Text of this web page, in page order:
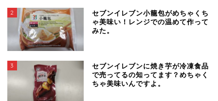
2
セブンイレブン小籠包がめちゃくち
ゃ美味い！レンジでの温めて作って
みた。
3
セブンイレブンに焼き芋が冷凍食品
で売ってるの知ってます？めちゃく
ちゃ美味いんですよ。